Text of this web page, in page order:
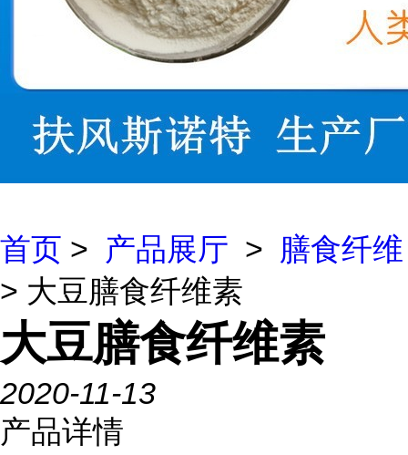
首页 > 产品展厅 > 膳食纤维
> 大豆膳食纤维素
大豆膳食纤维素
2020-11-13
产品详情